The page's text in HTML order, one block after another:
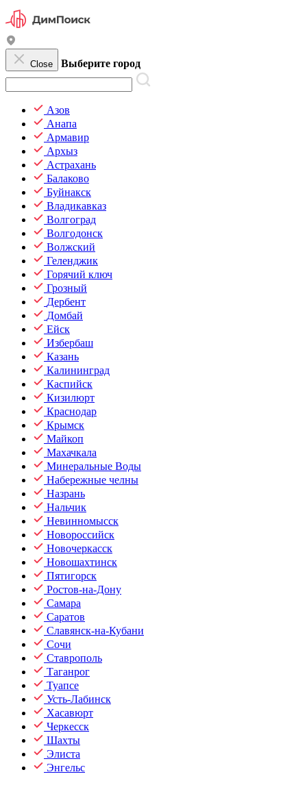
Close Выберите город
Азов
Анапа
Армавир
Архыз
Астрахань
Балаково
Буйнакск
Владикавказ
Волгоград
Волгодонск
Волжский
Геленджик
Горячий ключ
Грозный
Дербент
Домбай
Ейск
Избербаш
Казань
Калининград
Каспийск
Кизилюрт
Краснодар
Крымск
Майкоп
Махачкала
Минеральные Воды
Набережные челны
Назрань
Нальчик
Невинномысск
Новороссийск
Новочеркасск
Новошахтинск
Пятигорск
Ростов-на-Дону
Самара
Саратов
Славянск-на-Кубани
Сочи
Ставрополь
Таганрог
Туапсе
Усть-Лабинск
Хасавюрт
Черкесск
Шахты
Элиста
Энгельс